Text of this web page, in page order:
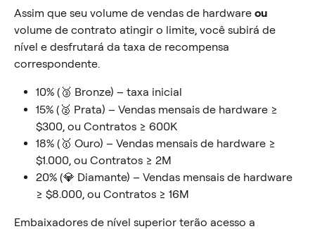
Assim que seu volume de vendas de hardware ou
volume de contrato atingir o limite, você subirá de
nível e desfrutará da taxa de recompensa
correspondente.
10% (🥉 Bronze) – taxa inicial
15% (🥈 Prata) – Vendas mensais de hardware ≥
$300, ou Contratos ≥ 600K
18% (🥇 Ouro) – Vendas mensais de hardware ≥
$1.000, ou Contratos ≥ 2M
20% (💎 Diamante) – Vendas mensais de hardware
≥ $8.000, ou Contratos ≥ 16M
Embaixadores de nível superior terão acesso a